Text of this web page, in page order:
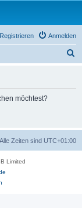
Anmelden
Registrieren
möchtest?
Alle Zeiten sind UTC+01:00
Limited